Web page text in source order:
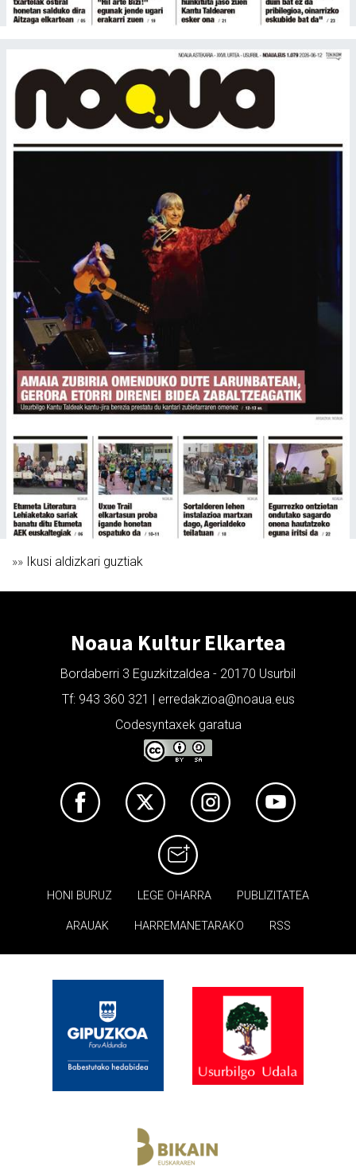
»» Ikusi aldizkari guztiak
Noaua Kultur Elkartea
Bordaberri 3 Eguzkitzaldea - 20170 Usurbil
Tf: 943 360 321 | erredakzioa@noaua.eus
Codesyntaxek garatua
HONI BURUZ LEGE OHARRA PUBLIZITATEA
ARAUAK HARREMANETARAKO RSS